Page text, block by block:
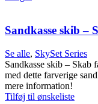
Sandkasse skib –
Se alle, SkySet Series
Sandkasse skib – Skab
med dette farverige
mere information!
Tilføj til ønskeliste